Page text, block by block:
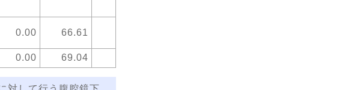
0.00 66.61
0.00 69.04